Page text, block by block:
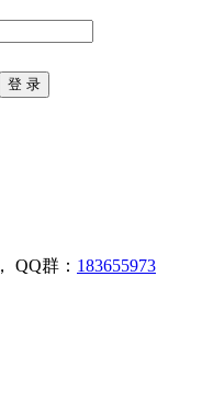
， QQ群： 183655973